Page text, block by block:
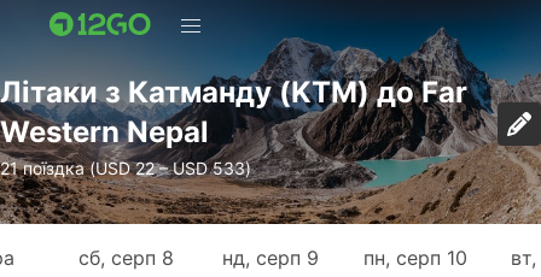
Лiтаки з Катманду (KTM) до Far
Western Nepal
21 поїздка (USD 22 – USD 533)
сб, серп 8 нд, серп 9 пн, серп 10